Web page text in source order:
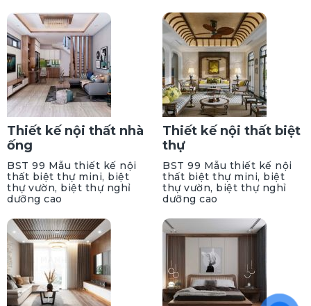
Thiết kế nội thất nhà
ống
BST 99 Mẫu thiết kế nội
thất biệt thự mini, biệt
thự vườn, biệt thự nghỉ
dưỡng cao
Thiết kế nội thất biệt
thự
BST 99 Mẫu thiết kế nội
thất biệt thự mini, biệt
thự vườn, biệt thự nghỉ
dưỡng cao